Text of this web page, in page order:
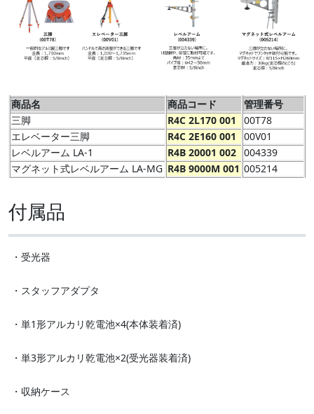
商品名 商品コード
管理番号
三脚
R4C 2L170 001
00T78
エレベーター三脚
R4C 2E160 001
00V01
レベルアーム LA-1
R4B 20001 002 004339
マグネット式レベルアーム LA-MG R4B 9000M 001 005214
付属品
・受光器
・スタッフアダプタ
・単1形アルカリ乾電池×4(本体装着済)
・単3形アルカリ乾電池×2(受光器装着済)
・収納ケース